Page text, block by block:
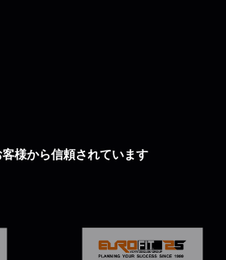
様から信頼されています